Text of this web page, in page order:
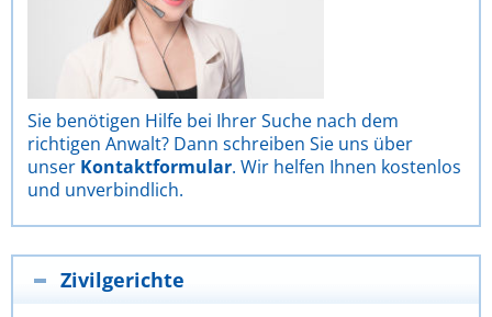
Sie benötigen Hilfe bei Ihrer Suche nach dem
richtigen Anwalt? Dann schreiben Sie uns über
unser Kontaktformular. Wir helfen Ihnen kostenlos
und unverbindlich.
Zivilgerichte